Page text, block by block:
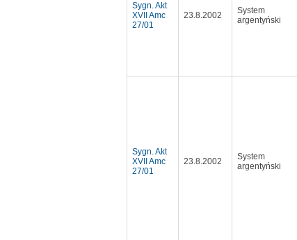
Sygn. Akt
XVII Amc
27/01
23.8.2002
System
argentyński
Sygn. Akt
XVII Amc
27/01
23.8.2002
System
argentyński